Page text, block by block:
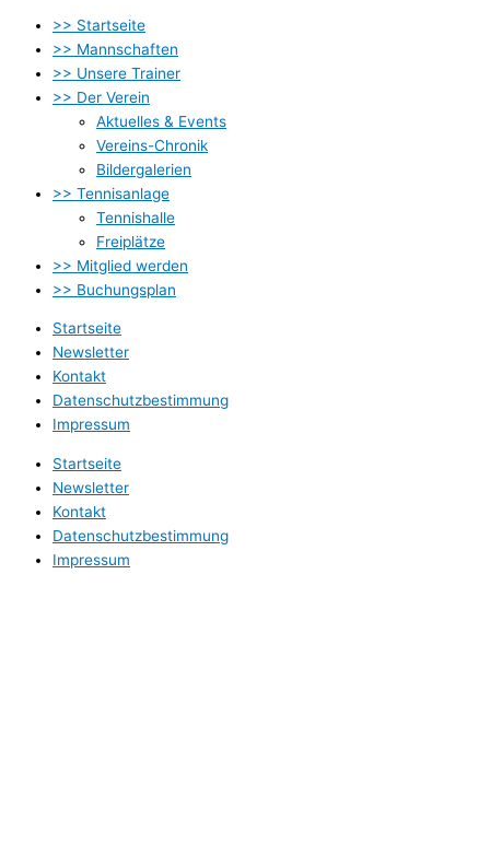
>> Startseite
>> Mannschaften
>> Unsere Trainer
>> Der Verein
Aktuelles & Events
Vereins-Chronik
Bildergalerien
>> Tennisanlage
Tennishalle
Freiplätze
>> Mitglied werden
>> Buchungsplan
Startseite
Newsletter
Kontakt
Datenschutzbestimmung
Impressum
Startseite
Newsletter
Kontakt
Datenschutzbestimmung
Impressum